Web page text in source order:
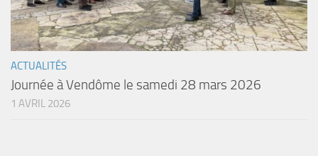
ACTUALITÉS
Journée à Vendôme le samedi 28 mars 2026
1 AVRIL 2026